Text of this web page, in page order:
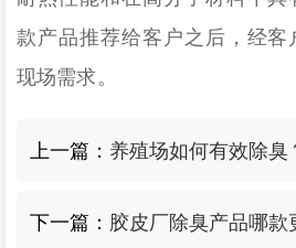
款产品推荐给客户之后，经客
现场需求。
上一篇： 养殖场如何有效除臭
下一篇： 胶皮厂除臭产品哪款